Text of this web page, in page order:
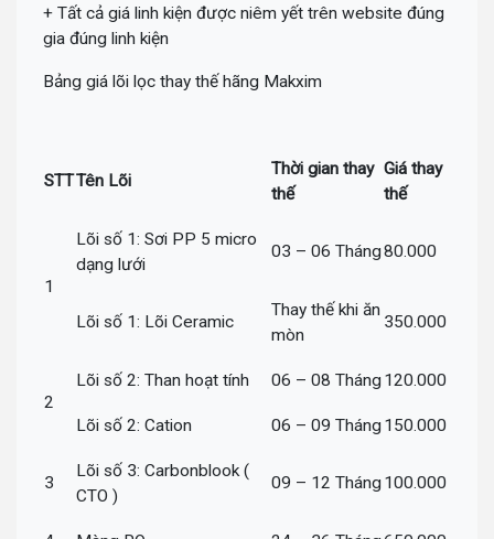
+ Tất cả giá linh kiện được niêm yết trên website đúng
gia đúng linh kiện
Bảng giá lõi lọc thay thế hãng Makxim
STTTên Lõi
Thời gian thay
thế
Giá thay
thế
1
Lõi số 1: Sơi PP 5 micro
dạng lưới
03 – 06 Tháng80.000
Lõi số 1: Lõi Ceramic
Thay thế khi ăn
mòn
350.000
2
Lõi số 2: Than hoạt tính 06 – 08 Tháng120.000
Lõi số 2: Cation 06 – 09 Tháng150.000
3
Lõi số 3: Carbonblook (
CTO )
09 – 12 Tháng100.000